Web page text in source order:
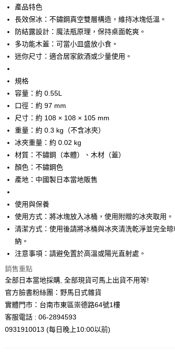
台灣樂天信用卡公司
ATM付款
全家取貨付款
每筆NT$65，滿NT$999(含以上)免運費
付款後全家取貨
每筆NT$65，滿NT$999(含以上)免運費
7-11取貨付款
每筆NT$65，滿NT$999(含以上)免運費
付款後7-11取貨
每筆NT$65，滿NT$999(含以上)免運費
宅配
每筆NT$100，滿NT$999(含以上)免運費
產品特色
長效保冰：不鏽鋼真空雙層構造，維持冰塊低溫。
防結露設計：魔法瓶原理，保持桌面乾爽。
多功能木蓋：可當小皿盛放小食。
迷你尺寸：適合居家飲酒或少量使用。
規格
容量：約 0.55L
口徑：約 97 mm
尺寸：約 108 × 108 × 105 mm
重量：約 0.3 kg（不含冰夾）
冰夾重量：約 0.02 kg
材質：不鏽鋼（本體）、木材（蓋）
顏色：不鏽鋼色
產地：中國製日本當地販售
使用與保養
使用方式：將冰塊放入冰桶，使用附贈的冰夾取用。
清潔方式：使用後請將冰桶與冰夾清洗乾淨並完全
納。
注意事項：請避免置於高溫或陽光直射處。
銷售重點
全部日本當地採購, 全部現貨可馬上出貨不用等!
官方臉書粉絲團：野馬日式雜貨
實體門市：台南市東區崇德路64號1樓
客服電話 : 06-2894593
0931910013 (每日晚上10:00以前)